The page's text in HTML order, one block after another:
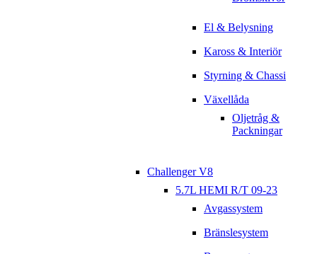
El & Belysning
Kaross & Interiör
Styrning & Chassi
Växellåda
Oljetråg &
Packningar
Challenger V8
5.7L HEMI R/T 09-23
Avgassystem
Bränslesystem